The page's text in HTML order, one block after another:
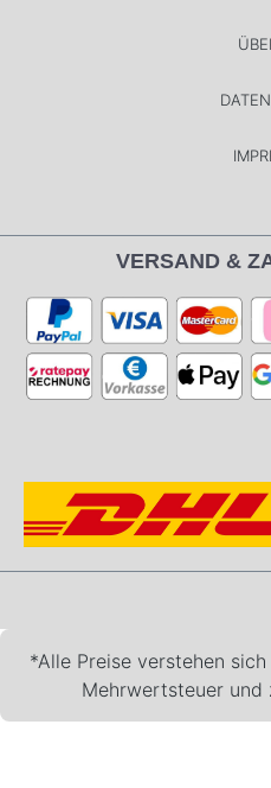
VERSAND &
*Alle Preise verstehen
Mehrwertsteuer und